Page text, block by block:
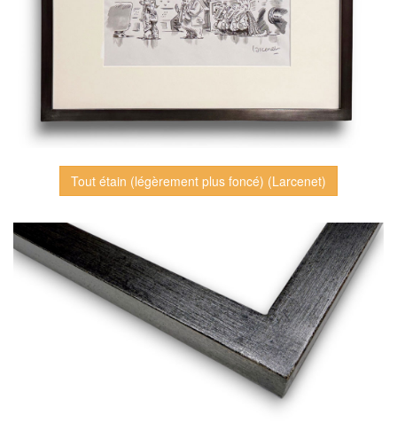
Tout étain (légèrement plus foncé) (Larcenet)